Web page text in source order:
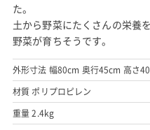
た。
土から野菜にたくさんの栄養
野菜が育ちそうです。
外形寸法 幅80cm 奥行45cm 高さ
材質 ポリプロピレン
重量 2.4kg